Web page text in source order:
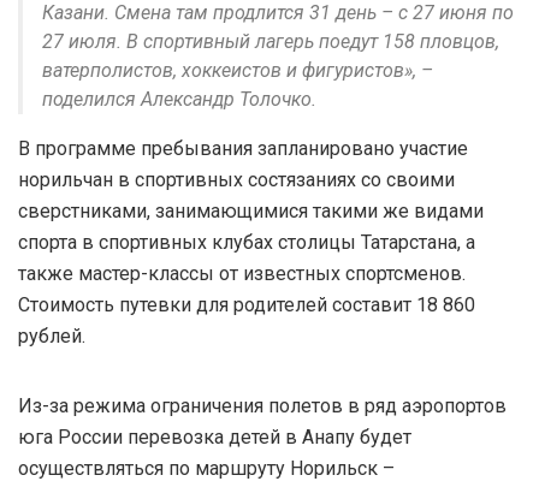
Казани. Смена там продлится 31 день – с 27 июня по
27 июля. В спортивный лагерь поедут 158 пловцов,
ватерполистов, хоккеистов и фигуристов», –
поделился Александр Толочко.
В программе пребывания запланировано участие
норильчан в спортивных состязаниях со своими
сверстниками, занимающимися такими же видами
спорта в спортивных клубах столицы Татарстана, а
также мастер-классы от известных спортсменов.
Стоимость путевки для родителей составит 18 860
рублей.
Из-за режима ограничения полетов в ряд аэропортов
юга России перевозка детей в Анапу будет
осуществляться по маршруту Норильск –